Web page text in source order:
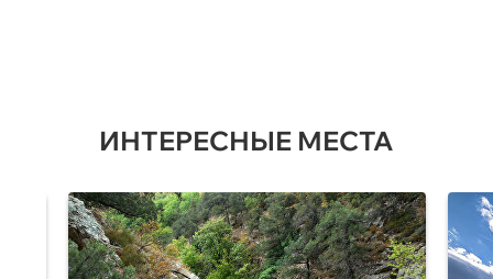
ИНТЕРЕСНЫЕ МЕСТА